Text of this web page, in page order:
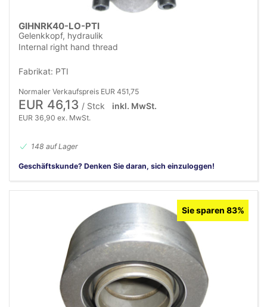
GIHNRK40-LO-PTI
Gelenkkopf, hydraulik
Internal right hand thread
Fabrikat: PTI
Normaler Verkaufspreis EUR 451,75
EUR 46,13 / Stck inkl. MwSt.
EUR 36,90 ex. MwSt.
148 auf Lager
Geschäftskunde? Denken Sie daran, sich einzuloggen!
Sie sparen 83%